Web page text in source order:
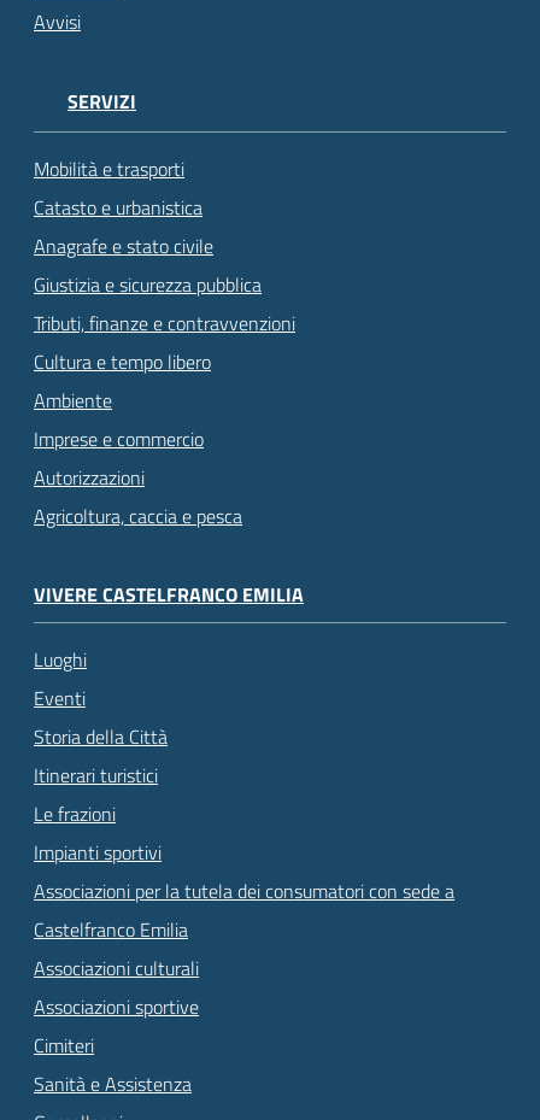
Avvisi
SERVIZI
Mobilità e trasporti
Catasto e urbanistica
Anagrafe e stato civile
Giustizia e sicurezza pubblica
Tributi, finanze e contravvenzioni
Cultura e tempo libero
Ambiente
Imprese e commercio
Autorizzazioni
Agricoltura, caccia e pesca
VIVERE CASTELFRANCO EMILIA
Luoghi
Eventi
Storia della Città
Itinerari turistici
Le frazioni
Impianti sportivi
Associazioni per la tutela dei consumatori con sede a
Castelfranco Emilia
Associazioni culturali
Associazioni sportive
Cimiteri
Sanità e Assistenza